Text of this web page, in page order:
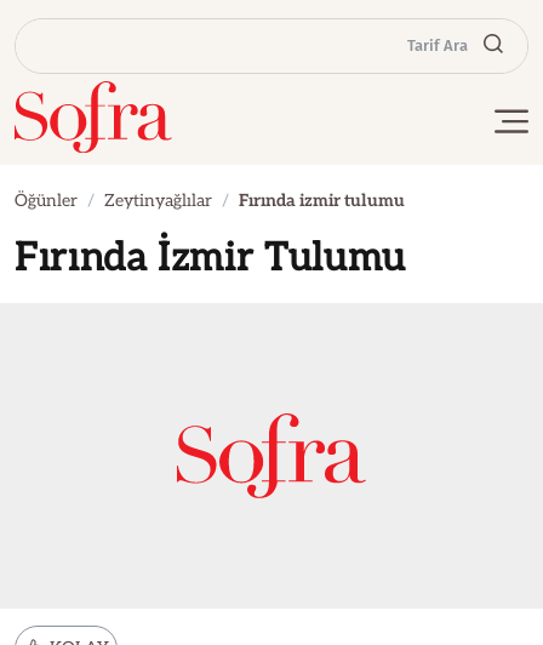
Tarif Ara
Öğünler Zeytinyağlılar Fırında izmir tulumu
Fırında İzmir Tulumu